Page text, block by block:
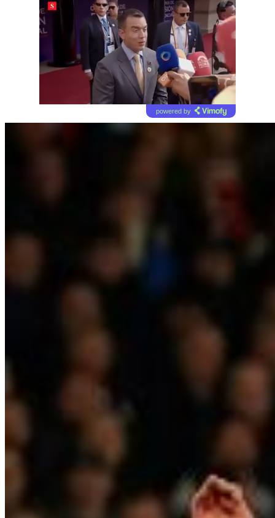
powered by